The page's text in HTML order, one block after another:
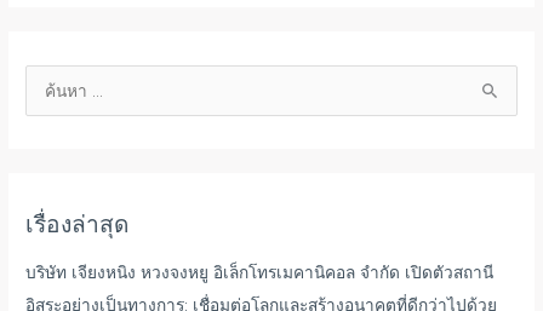
:เรื่องล่าสุด
บริษัท เจียงหนิง หวงจงหยู อิเล็กโทรเมคานิคอล จำกัด เปิดตัวสถานี
อิสระอย่างเป็นทางการ: เชื่อมต่อโลกและสร้างอนาคตที่ดีกว่าไปด้วย